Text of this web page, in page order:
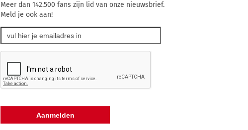
Meer dan 142.500 fans zijn lid van onze nieuwsbrief.
Meld je ook aan!